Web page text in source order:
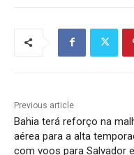
Previous article
Bahia terá reforço na
aérea para a alta
com voos para Salvador e